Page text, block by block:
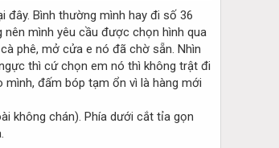
Bình thường mình hay đi số 36
mình yêu cầu được chọn hình qua
phê, mở cửa e nó đã chờ sẵn. Nhìn
thì cứ chọn em nó thì không trật đi
đấm bóp tạm ổn vì là hàng mới
không chán). Phía dưới cắt tỉa gọn